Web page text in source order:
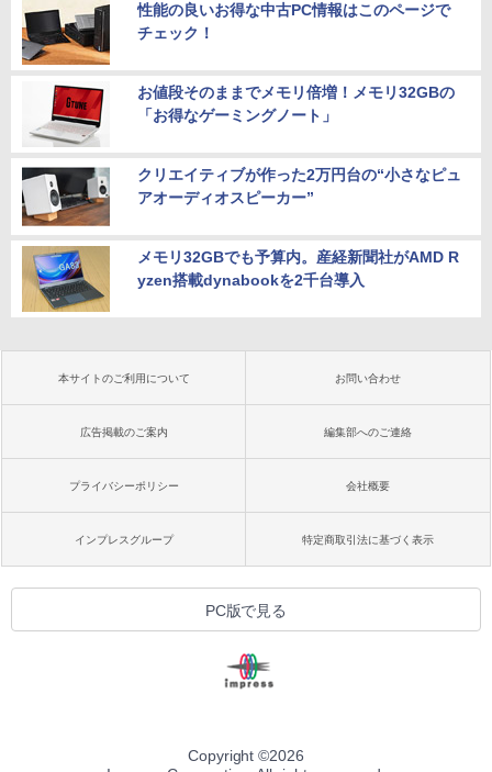
性能の良いお得な中古PC情報はこのページで
チェック！
お値段そのままでメモリ倍増！メモリ32GBの
「お得なゲーミングノート」
クリエイティブが作った2万円台の“小さなピュ
アオーディオスピーカー”
メモリ32GBでも予算内。産経新聞社がAMD R
yzen搭載dynabookを2千台導入
本サイトのご利用について お問い合わせ
広告掲載のご案内 編集部へのご連絡
プライバシーポリシー 会社概要
インプレスグループ 特定商取引法に基づく表示
PC版で見る
Copyright ©2026